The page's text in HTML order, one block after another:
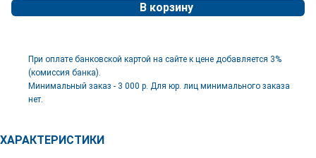
В корзину
При оплате банковской картой на сайте к цене добавляется 3%
(комиссия банка).
Минимальный заказ - 3 000 р. Для юр. лиц минимального заказа
нет.
ХАРАКТЕРИСТИКИ